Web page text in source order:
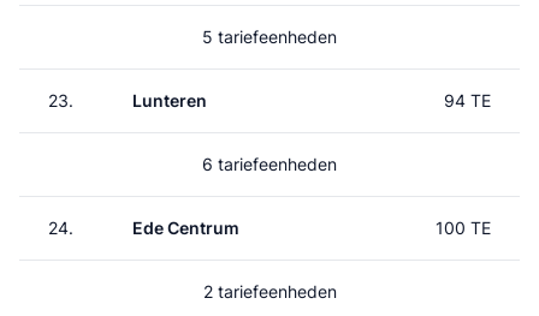
5 tariefeenheden
23. Lunteren 94 TE
6 tariefeenheden
24. Ede Centrum 100 TE
2 tariefeenheden